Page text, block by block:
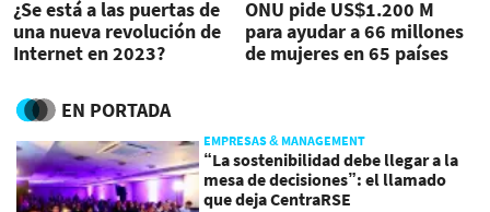
¿Se está a las puertas de
una nueva revolución de
Internet en 2023?
ONU pide US$1.200 M
para ayudar a 66 millones
de mujeres en 65 países
EN PORTADA
EMPRESAS & MANAGEMENT
“La sostenibilidad debe llegar a la
mesa de decisiones”: el llamado
que deja CentraRSE